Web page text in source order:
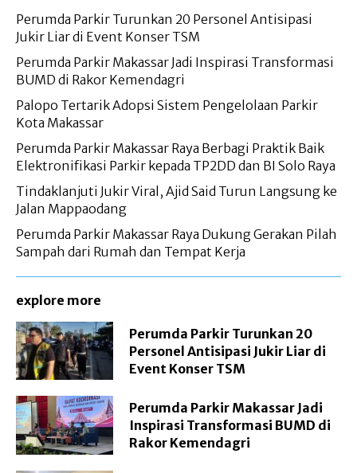
Perumda Parkir Turunkan 20 Personel Antisipasi
Jukir Liar di Event Konser TSM
Perumda Parkir Makassar Jadi Inspirasi Transformasi
BUMD di Rakor Kemendagri
Palopo Tertarik Adopsi Sistem Pengelolaan Parkir
Kota Makassar
Perumda Parkir Makassar Raya Berbagi Praktik Baik
Elektronifikasi Parkir kepada TP2DD dan BI Solo Raya
Tindaklanjuti Jukir Viral, Ajid Said Turun Langsung ke
Jalan Mappaodang
Perumda Parkir Makassar Raya Dukung Gerakan Pilah
Sampah dari Rumah dan Tempat Kerja
explore more
Perumda Parkir Turunkan 20
Personel Antisipasi Jukir Liar di
Event Konser TSM
Perumda Parkir Makassar Jadi
Inspirasi Transformasi BUMD di
Rakor Kemendagri